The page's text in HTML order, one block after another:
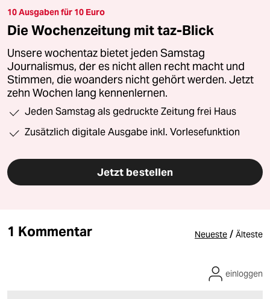
10 Ausgaben für 10 Euro
Die Wochenzeitung mit taz-Blick
Unsere wochentaz bietet jeden Samstag
Journalismus, der es nicht allen recht macht und
Stimmen, die woanders nicht gehört werden. Jetzt
zehn Wochen lang kennenlernen.
Jeden Samstag als gedruckte Zeitung frei Haus
Zusätzlich digitale Ausgabe inkl. Vorlesefunktion
Jetzt bestellen
1 Kommentar Neueste / Älteste
einloggen